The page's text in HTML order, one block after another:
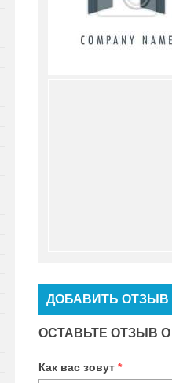
ДОБАВИТЬ ОТЗЫВ
ОСТАВЬТЕ ОТЗЫВ
Как вас зовут *